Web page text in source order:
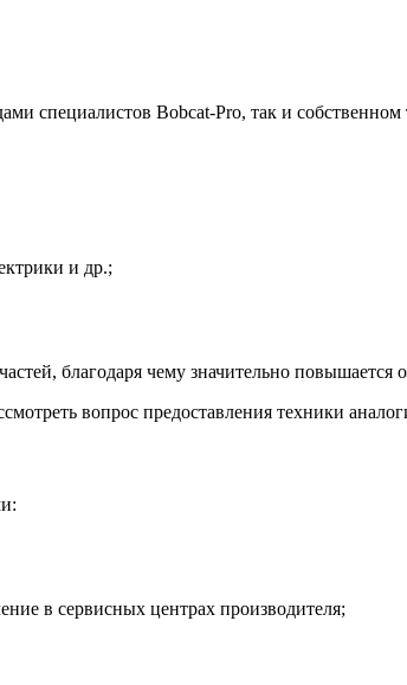
специалистов Bobcat-Pro, так и
и др.;
благодаря чему значительно повышается
вопрос предоставления техники
в сервисных центрах производителя;